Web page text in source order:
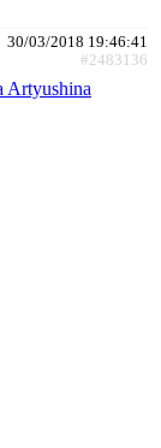
30/03/2018 19:46:41
#2483136
Artyushina